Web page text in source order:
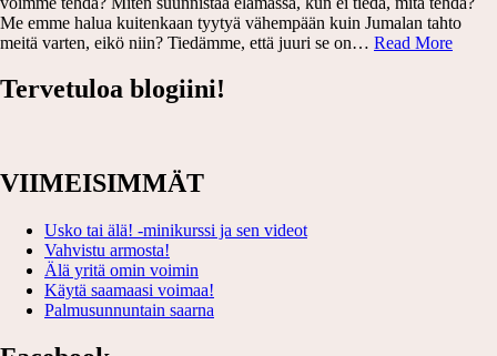
Me emme halua kuitenkaan tyytyä vähempään kuin Jumalan tahto
meitä varten, eikö niin? Tiedämme, että juuri se on… Read MoreMiten
Tervetuloa blogiini!
VIIMEISIMMÄT
Usko tai älä! -minikurssi ja sen videot
Vahvistu armosta!
Älä yritä omin voimin
Käytä saamaasi voimaa!
Palmusunnuntain saarna